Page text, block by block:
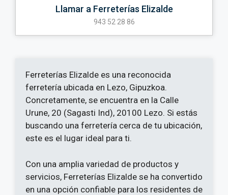
Llamar a Ferreterías Elizalde
943 52 28 86
Ferreterías Elizalde es una reconocida
ferretería ubicada en Lezo, Gipuzkoa.
Concretamente, se encuentra en la Calle
Urune, 20 (Sagasti Ind), 20100 Lezo. Si estás
buscando una ferretería cerca de tu ubicación,
este es el lugar ideal para ti.
Con una amplia variedad de productos y
servicios, Ferreterías Elizalde se ha convertido
en una opción confiable para los residentes de